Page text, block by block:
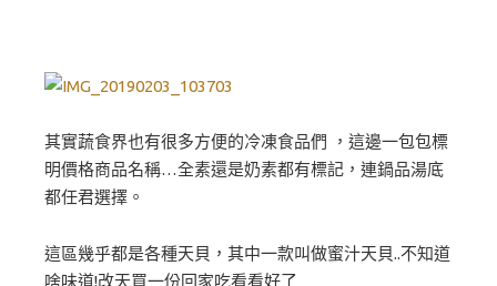
其實蔬食界也有很多方便的冷凍食品們 ，這邊一包包標
明價格商品名稱…全素還是奶素都有標記，連鍋品湯底
都任君選擇。
這區幾乎都是各種天貝，其中一款叫做蜜汁天貝..不知道
啥味道!改天買一份回家吃看看好了